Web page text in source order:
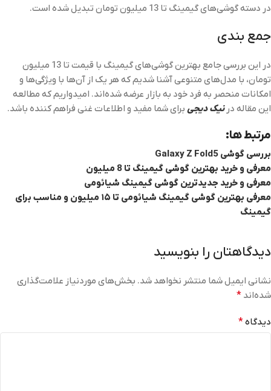
در دسته گوشی‌های گیمینگ تا 13 میلیون تومان تبدیل شده است.
جمع بندی
در این بررسی جامع بهترین گوشی‌های گیمینگ با قیمت تا 13 میلیون
تومان، با مدل‌های متنوعی آشنا شدیم که هر یک از آن‌ها با ویژگی‌ها و
امکانات منحصر به فرد خود به بازار عرضه شده‌اند. امیدواریم که مطالعه
این مقاله درنیک دیجی برای شما مفید و اطلاعات غنی فراهم کننده باشد.
مرتبط ها:
بررسی گوشی Galaxy Z Fold5
معرفی و خرید بهترین گوشی گیمینگ تا 8 میلیون
معرفی و خرید جدیدترین گوشی گیمینگ شیائومی
معرفی بهترین گوشی گیمینگ شیائومی تا ۱۵ میلیون و مناسب برای
گیمینگ
دیدگاهتان را بنویسید
نشانی ایمیل شما منتشر نخواهد شد. بخش‌های موردنیاز علامت‌گذاری
شده‌اند *
دیدگاه*